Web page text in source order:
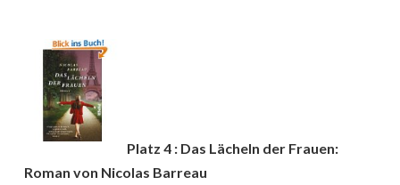
Platz 4 : Das Lächeln der Frauen:
Roman von Nicolas Barreau